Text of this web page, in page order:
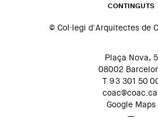
CONTINGUTS
© Col·legi d'Arquitectes de
Plaça Nova, 5
08002
T 93 301 50
Google Maps
—